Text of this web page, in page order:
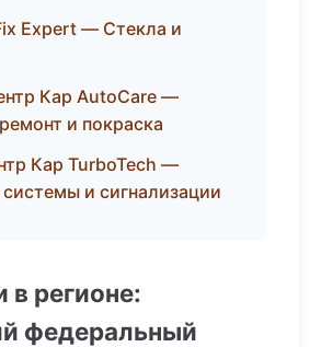
Expert — Стекла и
Кар AutoCare —
и покраска
Кар TurboTech —
и сигнализации
в регионе:
федеральный